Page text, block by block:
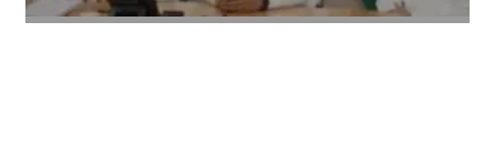
Amit Lekh